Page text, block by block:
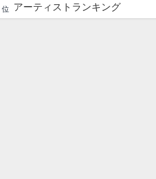
位 アーティストランキング